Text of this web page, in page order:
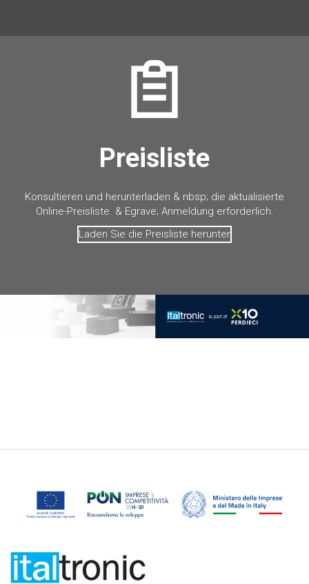
Preisliste
Konsultieren und herunterladen & nbsp; die aktualisierte
Online-Preisliste. & Egrave; Anmeldung erforderlich.
Laden Sie die Preisliste herunter